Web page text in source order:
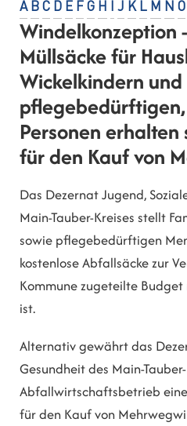
A B C D E F G H J K L M N O
Windelkonzeption
Müllsäcke für
Wickelkindern und
Personen erhalten
für den Kauf von
Das Dezernat Jugend,
Main-Tauber-Kreises stellt
sowie pflegebedürftigen
kostenlose Abfallsäcke zur
Kommune zugeteilte
ist.
Alternativ gewährt das
Gesundheit des Main-
Abfallwirtschaftsbetrieb
für den Kauf von